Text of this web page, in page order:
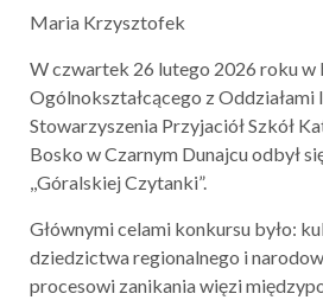
Maria Krzysztofek
W czwartek 26 lutego 2026 roku w
Ogólnokształcącego z
Stowarzyszenia Przyjaciół Szkół
Bosko w Czarnym Dunajcu odbył
,,Góralskiej Czytanki”.
Głównymi celami konkursu było:
dziedzictwa regionalnego i
procesowi zanikania więzi